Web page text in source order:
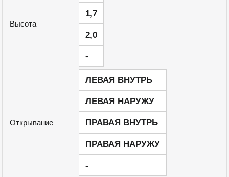
Высота
1,7
2,0
-
Открывание
ЛЕВАЯ ВНУТРЬ
ЛЕВАЯ НАРУЖУ
ПРАВАЯ ВНУТРЬ
ПРАВАЯ НАРУЖУ
-